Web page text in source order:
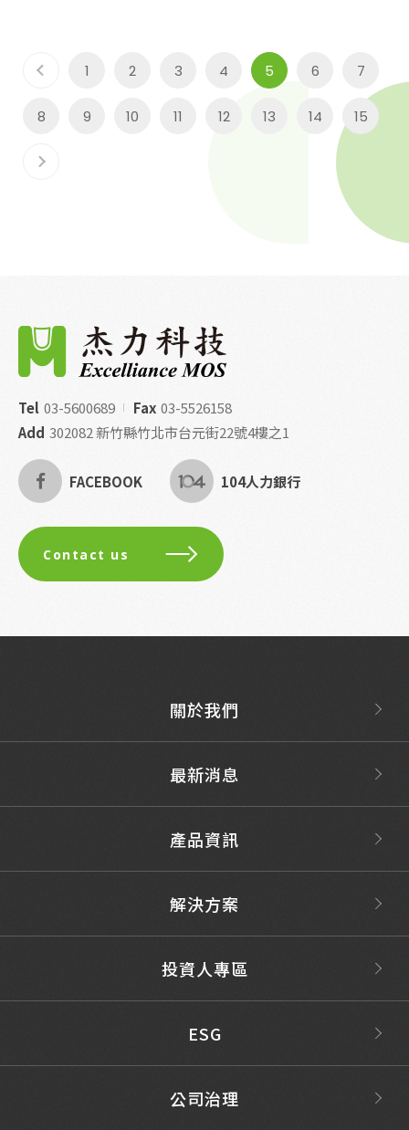
1 2 3 4 5 6 7
8 9 10 11 12 13 14 15
Tel 03-5600689 Fax 03-5526158
Add 302082 新竹縣竹北市台元街22號4樓之1
FACEBOOK 104人力銀行
Contact us
關於我們
最新消息
產品資訊
解決方案
投資人專區
ESG
公司治理